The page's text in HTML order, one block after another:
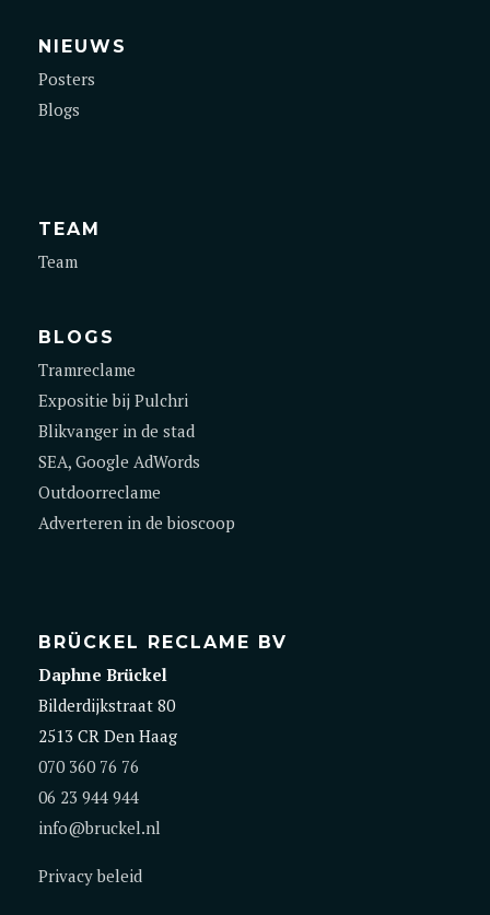
NIEUWS
Posters
Blogs
TEAM
Team
BLOGS
Tramreclame
Expositie bij Pulchri
Blikvanger in de stad
SEA, Google AdWords
Outdoorreclame
Adverteren in de bioscoop
BRÜCKEL RECLAME BV
Daphne Brückel
Bilderdijkstraat 80
2513 CR Den Haag
070 360 76 76
06 23 944 944
info@bruckel.nl
Privacy beleid